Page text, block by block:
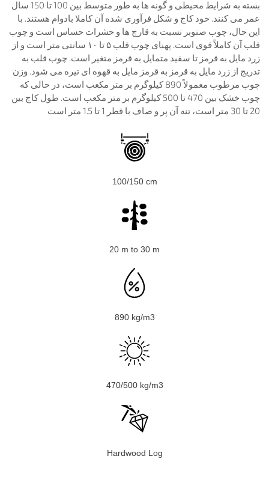
بسته به شرایط محیطی و گونه ها به طور متوسط ​​بین 100 تا 150 سال
عمر می کنند. خود کاج و شکل فرآوری شده آن کاملا بادوام هستند. با
این حال، چوب صنوبر نسبت به قارچ ها و حشرات حساس است و چوب
قلب آن کاملاً قوی است. پهنای چوب قلب ۵ تا ۱۰ سانتی متر است و از
زرد مایل به قرمز تا سفید متمایل به قرمز متغیر است. چوب قلب به
تدریج از زرد مایل به قرمز به قرمز مایل به قهوه ای تیره می شود. وزن
چوب مرطوب معمولاً 890 کیلوگرم بر متر مکعب است، در حالی که
چوب خشک بین 470 تا 500 کیلوگرم بر متر مکعب است. طول کاج بین
20 تا 30 متر است، تنه آن پر و صاف با قطر 1 تا 1.5 متر است
100/150 cm
20 m to 30 m
890 kg/m3
470/500 kg/m3
Hardwood Log